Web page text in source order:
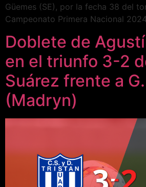
Güemes (SE), por la fecha 38 del
Campeonato Primera Nacional
Doblete de
en el triunfo 3-2
Suárez frente a
(Madryn)